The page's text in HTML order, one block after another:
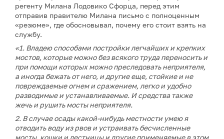
регенту Милана Лодовико Сфорца, перед этим
отправив правителю Милана письмо с полноценным
«резюме», где обосновывал, почему его стоит взять на
службу.
«1. Владею способами постройки легчайших и крепких
мостов, которые можно без всякого труда переносить и
при помощи которых можно преследовать неприятеля,
а иногда бежать от него, и другие еще, стойкие и не
повреждаемые огнем и сражением, легко и удобно
разводимые и устанавливаемые. И средства также
жечь и рушить мосты неприятеля.
2. В случае осады какой-нибудь местности умею я
отводить воду из рвов и устраивать бесчисленные
мосты, кошки и лестницы и другие применяемые в этом